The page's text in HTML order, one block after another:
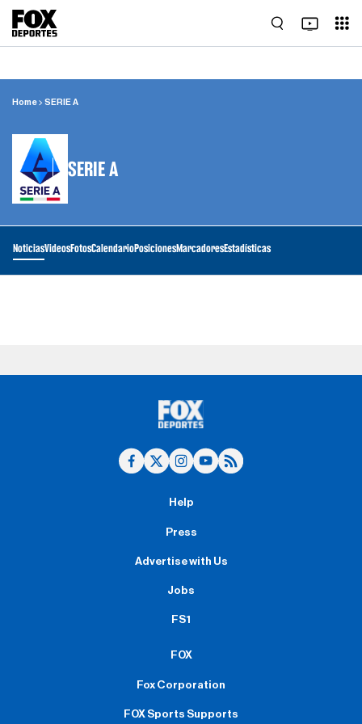
Home SERIE A
SERIE A
NoticiasVideosFotosCalendarioPosicionesMarcadoresEstadísticas
Help
Press
Advertise with Us
Jobs
FS1
FOX
Fox Corporation
FOX Sports Supports